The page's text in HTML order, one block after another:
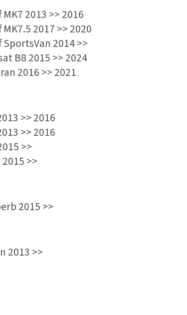
MK7 2013 >> 2016
MK7.5 2017 >> 2020
SportsVan 2014 >>
B8 2015 >> 2024
2016 >> 2021
>> 2016
>> 2016
>>
2015 >>
2015 >>
2013 >>